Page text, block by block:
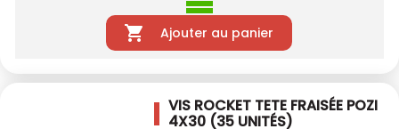
Ajouter au panier
VIS ROCKET TETE FRAISÉE POZI
4X30 (35 UNITÉS)